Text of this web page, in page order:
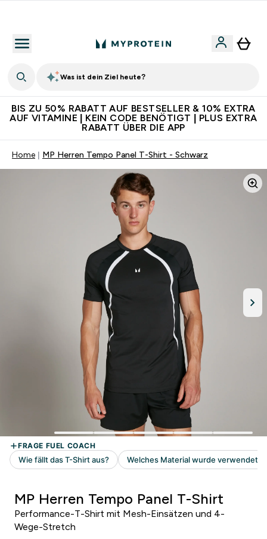
Was ist dein Ziel heute?
BIS ZU 50% RABATT AUF BESTSELLER & 10% EXTRA
AUF VITAMINE | KEIN CODE BENÖTIGT | PLUS EXTRA
RABATT ÜBER DIE APP
Home MP Herren Tempo Panel T-Shirt - Schwarz
MP Herren Tempo Panel T-Shirt
Performance-T-Shirt mit Mesh-Einsätzen und 4-
Wege-Stretch